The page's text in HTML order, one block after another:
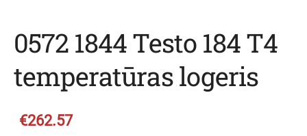
0572 1844 Testo 184 T4
temperatūras logeris
€262.57